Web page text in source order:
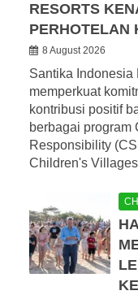
RESORTS
PERHOTELAN
8 August 2026
Santika Indonesia
memperkuat
kontribusi positif
berbagai program
Responsibility
Children's Villages